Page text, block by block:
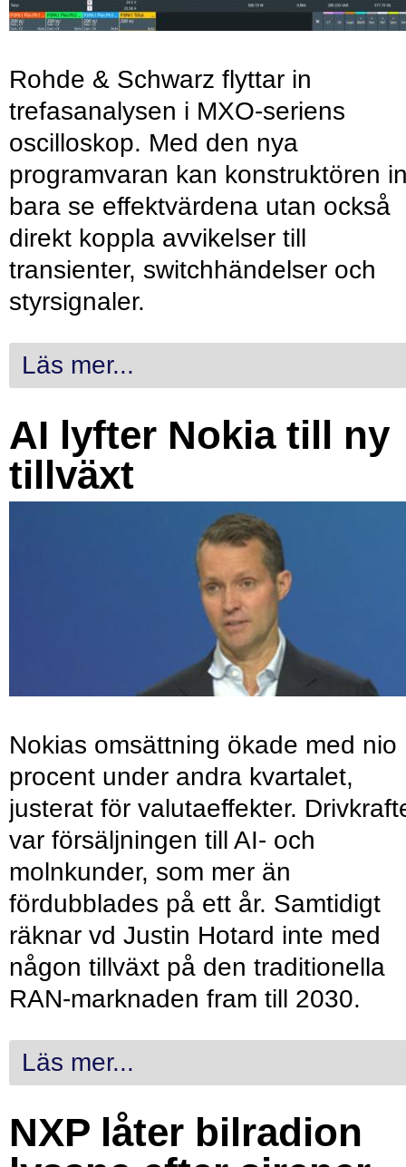
Rohde & Schwarz flyttar in
trefasanalysen i MXO-seriens
oscilloskop. Med den nya
programvaran kan konstruktören
bara se effektvärdena utan också
direkt koppla avvikelser till
transienter, switchhändelser och
styrsignaler.
Läs mer...
AI lyfter Nokia till ny
tillväxt
Nokias omsättning ökade med nio
procent under andra kvartalet,
justerat för valutaeffekter.
var försäljningen till AI- och
molnkunder, som mer än
fördubblades på ett år. Samtidigt
räknar vd Justin Hotard inte med
någon tillväxt på den traditionella
RAN-marknaden fram till 2030.
Läs mer...
NXP låter bilradion